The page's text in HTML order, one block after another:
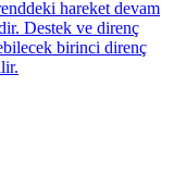
hareket devam
Destek ve direnç
birinci direnç